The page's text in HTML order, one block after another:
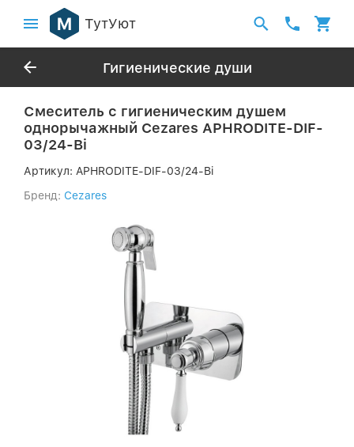
ТутУют
Гигиенические души
Смеситель с гигиеническим душем
однорычажный Cezares APHRODITE-DIF-
03/24-Bi
Артикул: APHRODITE-DIF-03/24-Bi
Бренд: Cezares